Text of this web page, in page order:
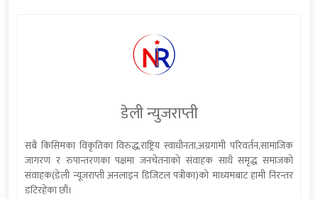
डेली न्युजराप्ती
सबै किसिमका विकृतिका विरुद्ध,राष्ट्रिय स्वाधीनता,अग्रगामी परिवर्तन,सामाजिक
जागरण र रुपान्तरणका पक्षमा जनचेतनाको संवाहक साथै समृद्ध समाजको
संवाहक(डेली न्यूजराप्ती अनलाइन डिजिटल पत्रीका)को माध्यमबाट हामी निरन्तर
डटिरहेका छौं।